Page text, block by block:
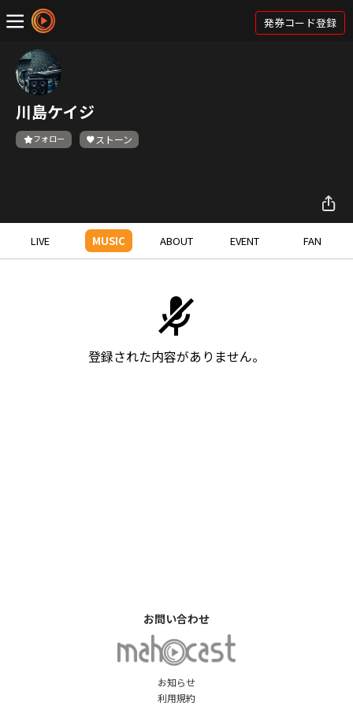
発券コード登録
川島ケイジ
フォロー ストーン
LIVE MUSIC ABOUT EVENT FAN
登録された内容がありません。
お知らせ
利用規約
お問い合わせ